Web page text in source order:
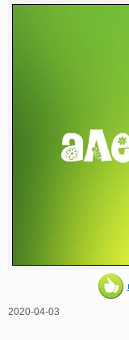
2020-04-03